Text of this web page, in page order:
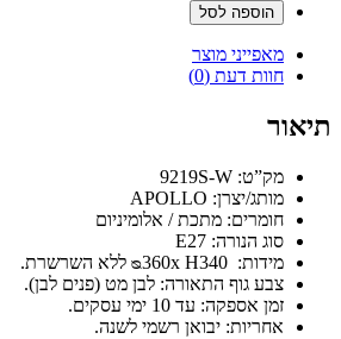
הוספה לסל
מאפייני מוצר
חוות דעת (0)
תיאור
מק”ט: 9219S-W
מותג/יצרן: APOLLO
חומרים: מתכת / אלומיניום
סוג הנורה: E27
מידות: ᴓ360x H340 ללא השרשרת.
צבע גוף התאורה: לבן מט (פנים לבן).
זמן אספקה: עד 10 ימי עסקים.
אחריות: יבואן רשמי לשנה.